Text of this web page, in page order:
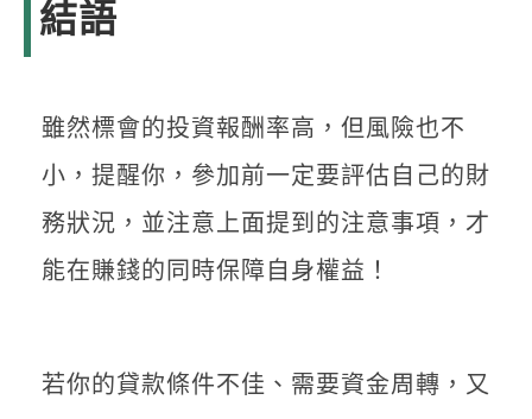
結語
雖然標會的投資報酬率高，但風險也不
小，提醒你，參加前一定要評估自己的財
務狀況，並注意上面提到的注意事項，才
能在賺錢的同時保障自身權益！
若你的貸款條件不佳、需要資金周轉，又